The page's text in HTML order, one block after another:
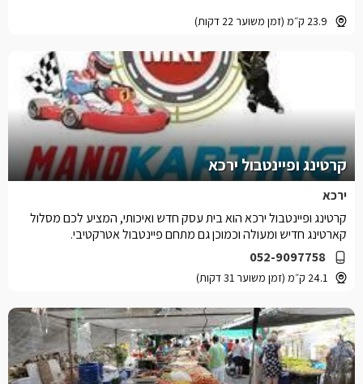
23.9 ק״מ (זמן משוער 22 דקות)
קרטינג ופיינטבול ירכא
ירכא
052-9097758
24.1 ק״מ (זמן משוער 31 דקות)
קרטינג ופיינטבול ירכא הוא בית עסק חדש ואיכותי, המציע לכם מסלול
קארטינג חדיש ומעולה וכמוכן גם מתחם פיינטבול אטרקטיבי.